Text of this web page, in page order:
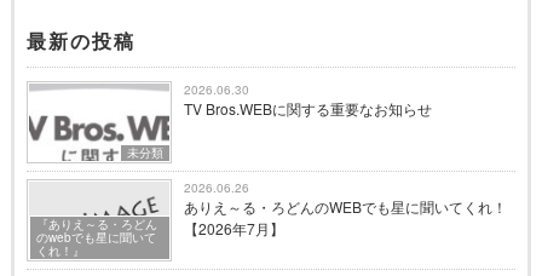
最新の投稿
未分類
2026.06.30
TV Bros.WEBに関する重要なお知らせ
『ありえ～る・ろどん
のwebでも星に聞いて
くれ！』
2026.06.26
ありえ～る・ろどんのWEBでも星に聞いてくれ！
【2026年7月】